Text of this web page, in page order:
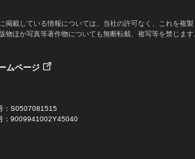
載している情報については、当社の許可なく、これを複製
ほか写真等著作物についても無断転載、複写等を禁じます
ムページ
：S0507081515
：9009941002Y45040